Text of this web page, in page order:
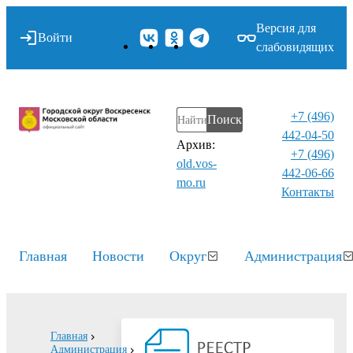
Войти
Версия для
слабовидящих
Поиск
Архив:
old.vos-
mo.ru
+7 (496)
442-04-50
+7 (496)
442-06-66
Контакты⁠
Главная Новости Округ Администрация
Главная
Администрация